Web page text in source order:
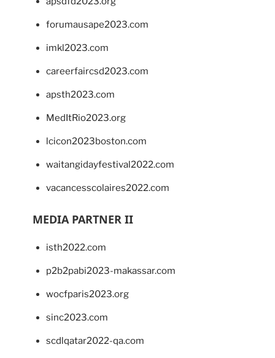
forumausape2023.com
imkl2023.com
careerfaircsd2023.com
apsth2023.com
MedItRio2023.org
lcicon2023boston.com
waitangidayfestival2022.com
vacancesscolaires2022.com
MEDIA PARTNER II
isth2022.com
p2b2pabi2023-makassar.com
wocfparis2023.org
sinc2023.com
scdlqatar2022-qa.com